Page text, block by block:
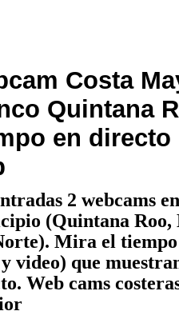
Costa
Quintana
en directo
2 webcams
(Quintana
Mira el
video) que
Web cams